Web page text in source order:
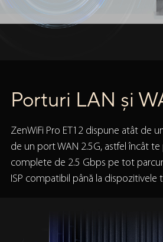
Porturi LAN și
ZenWiFi Pro ET12 dispune atât de
de un port WAN 2.5G, astfel încât
complete de 2.5 Gbps pe tot
ISP compatibil până la dispozitivele